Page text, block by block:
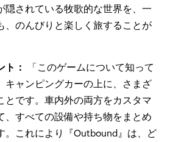
隠されている牧歌的な世界を、一
、のんびりと楽しく旅することが
ト：
「このゲームについて知って
キャンピングカーの上に、さまざ
とです。車内外の両方をカスタマ
、すべての設備や持ち物をまとめ
。これにより『Outbound』は、ど